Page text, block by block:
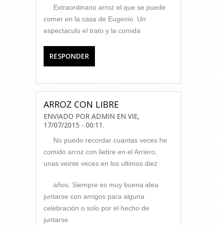
Extraordinario arroz el que se puede
comer en la casa de Eugenio. Un
espectaculo el trato y la comida
RESPONDER
ARROZ CON LIBRE
ENVIADO POR ADMIN EN VIE,
17/07/2015 - 00:11 .
No puedo recordar cuantas veces he
comido arroz con liebre en el Arriero,
unas veinte veces en los ultimos diez
años. Siempre es muy buena idea
juntarse con amigos para alguna
celebración o solo por el hecho de
juntarse